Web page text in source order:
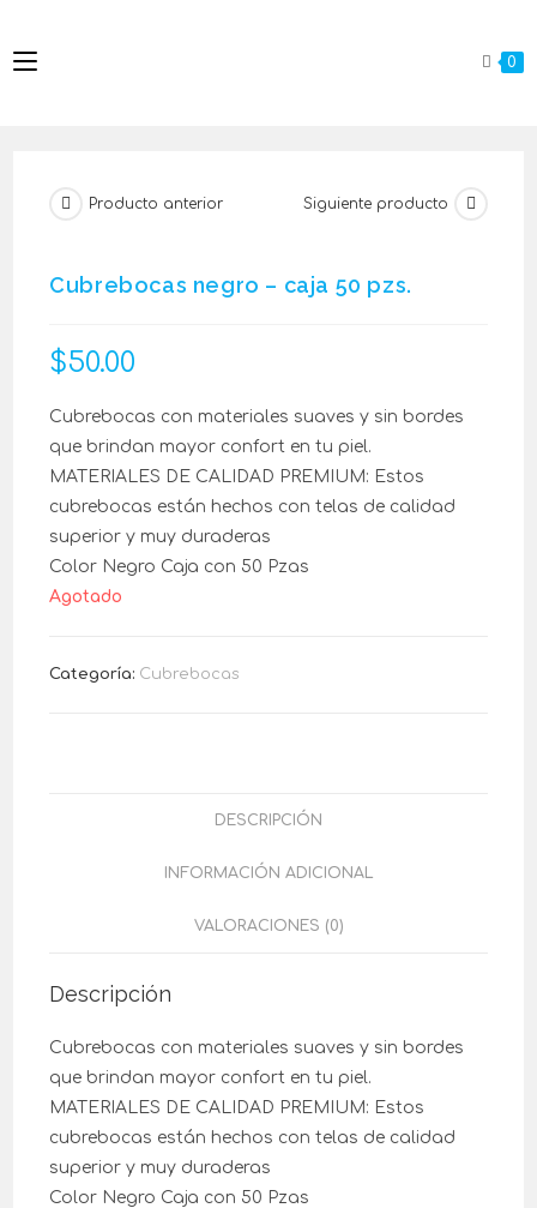
0
Producto anterior Siguiente producto
Cubrebocas negro – caja 50 pzs.
$50.00
Cubrebocas con materiales suaves y sin bordes
que brindan mayor confort en tu piel.
MATERIALES DE CALIDAD PREMIUM: Estos
cubrebocas están hechos con telas de calidad
superior y muy duraderas
Color Negro Caja con 50 Pzas
Agotado
Categoría: Cubrebocas
DESCRIPCIÓN
INFORMACIÓN ADICIONAL
VALORACIONES (0)
Descripción
Cubrebocas con materiales suaves y sin bordes
que brindan mayor confort en tu piel.
MATERIALES DE CALIDAD PREMIUM: Estos
cubrebocas están hechos con telas de calidad
superior y muy duraderas
Color Negro Caja con 50 Pzas